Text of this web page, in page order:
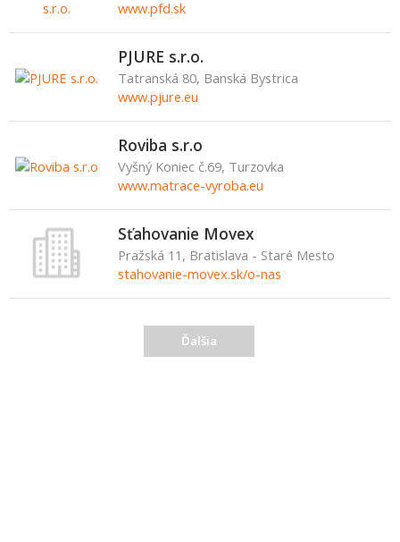
www.pfd.sk
PJURE s.r.o.
Tatranská 80, Banská Bystrica
www.pjure.eu
Roviba s.r.o
Vyšný Koniec č.69, Turzovka
www.matrace-vyroba.eu
Sťahovanie Movex
Pražská 11, Bratislava - Staré Mesto
stahovanie-movex.sk/o-nas
Ďalšia